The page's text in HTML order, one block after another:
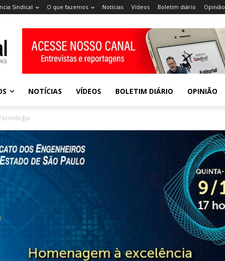
Sindical O que fazemos Notícias Vídeos Boletim diário Opinião
NOTÍCIAS VÍDEOS BOLETIM DIÁRIO OPINIÃO